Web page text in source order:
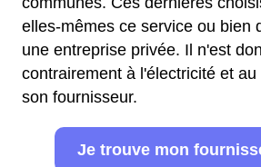
elles-mêmes ce service ou bien
une entreprise privée. Il n'est
contrairement à l'électricité et
son fournisseur.
Je trouve mon